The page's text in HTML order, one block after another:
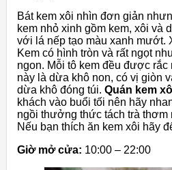
Bát kem xôi nhìn đơn giản
kem nhỏ xinh gồm kem, xôi và
với lá nếp tạo màu xanh mướt.
Kem có hình tròn và rất ngọt
ngon. Mỗi tô kem đều được
này là dừa khô non, có vị giòn
dừa khô đóng túi. Quán kem
khách vào buổi tối nên hãy
ngồi thưởng thức tách trà thơm
Nếu bạn thích ăn kem xôi hãy
Giờ mở cửa: 10:00 – 22:00